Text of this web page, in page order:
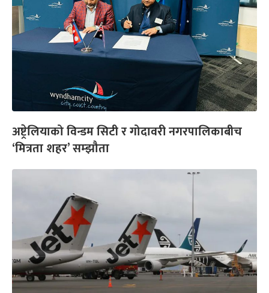
अष्ट्रेलियाको विन्डम सिटी र गोदावरी नगरपालिकाबीच
‘मित्रता शहर’ सम्झौता